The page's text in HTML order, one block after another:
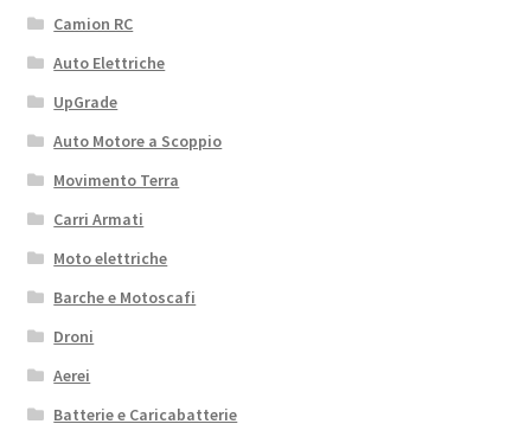
Camion RC
Auto Elettriche
UpGrade
Auto Motore a Scoppio
Movimento Terra
Carri Armati
Moto elettriche
Barche e Motoscafi
Droni
Aerei
Batterie e Caricabatterie